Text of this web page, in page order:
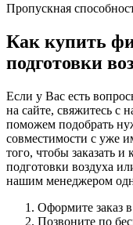
Пропускная
Как купить
подготовки
Если у Вас есть
на сайте, свяжитесь с
поможем подобрать
совместимости с уже
того, чтобы заказать
подготовки воздуха
нашим менеджером
Оформите заказ
Позвоните по